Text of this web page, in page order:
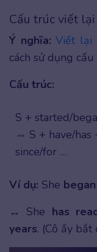
Cấu trúc viết
Ý nghĩa: Viết lại
cách sử dụng
Cấu trúc:
S + started/
⇔ S + have/has
since/for …
Ví dụ: She
↔ She has
years. (Cô ấy